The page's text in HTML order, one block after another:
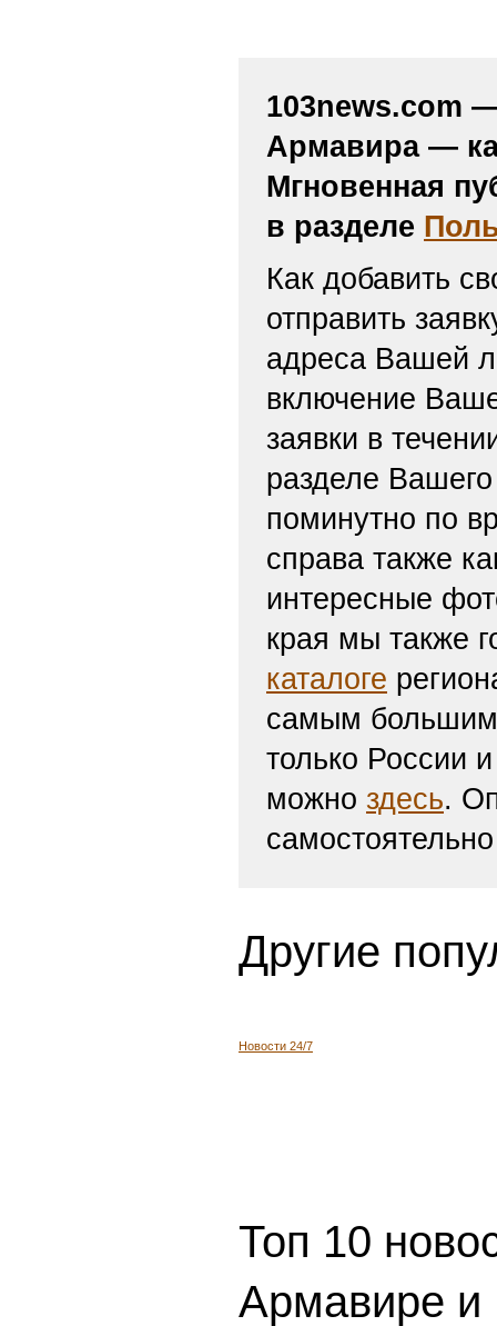
103news.com
Армавира —
Мгновенная
в разделе
Как добавить
отправить
адреса Вашей
включение
заявки в
разделе
поминутно по
справа также
интересные
края мы также
каталоге
самым большим
только России
можно здесь.
Другие
Новости 24/7
Топ 10
Армавире и